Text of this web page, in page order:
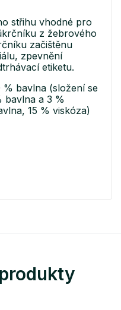
střihu vhodné pro
z žebrového
začištěnu
zpevnění
etiketu.
% bavlna (složení se
bavlna a 3 %
15 % viskóza)